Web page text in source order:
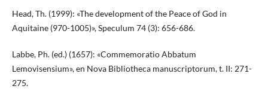
Head, Th. (1999): «The development of the Peace of God in
Aquitaine (970-1005)», Speculum 74 (3): 656-686.
Labbe, Ph. (ed.) (1657): «Commemoratio Abbatum
Lemovisensium», en Nova Bibliotheca manuscriptorum, t. II: 271-
275.